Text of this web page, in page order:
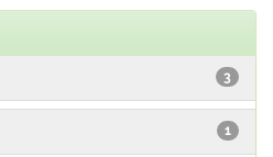
3
1